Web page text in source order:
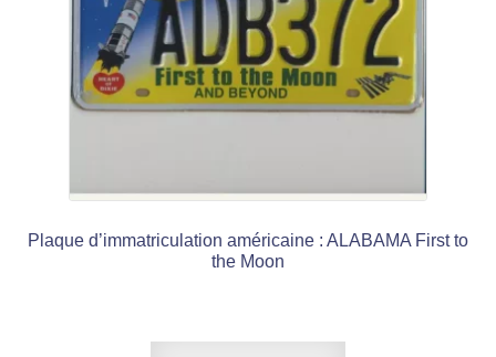
Plaque d’immatriculation américaine : ALABAMA First to
the Moon